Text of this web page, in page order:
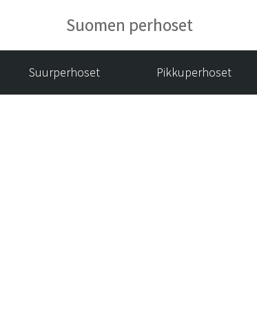
Suomen perhoset
Suurperhoset Pikkuperhoset